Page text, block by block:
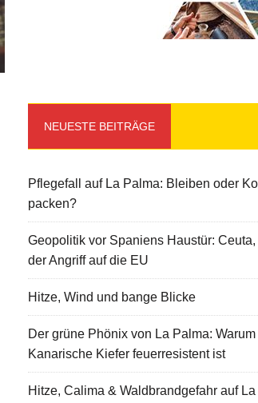
NEUESTE BEITRÄGE
Pflegefall auf La Palma: Bleiben oder
packen?
Geopolitik vor Spaniens Haustür: Ceuta,
der Angriff auf die EU
Hitze, Wind und bange Blicke
Der grüne Phönix von La Palma:
Kanarische Kiefer feuerresistent ist
Hitze, Calima & Waldbrandgefahr auf